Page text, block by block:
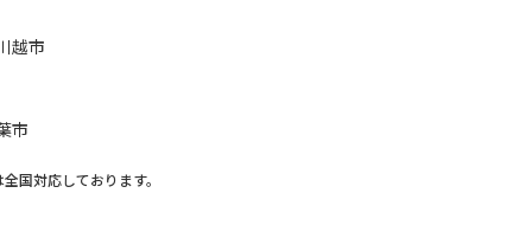
越市
市
国対応しております。